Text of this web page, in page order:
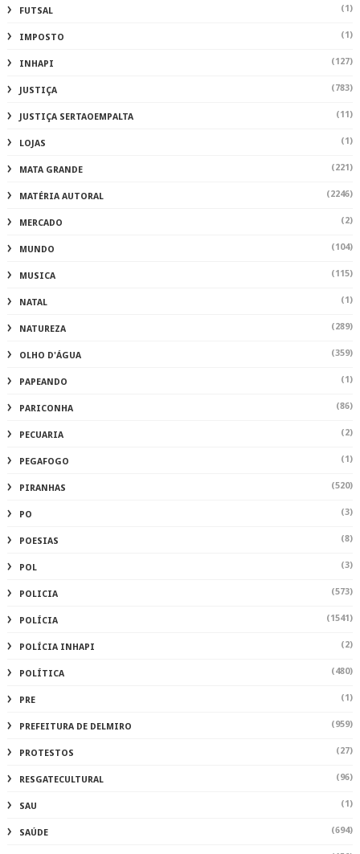
FUTSAL (1)
IMPOSTO (1)
INHAPI (127)
JUSTIÇA (783)
JUSTIÇA SERTAOEMPALTA (11)
LOJAS (1)
MATA GRANDE (221)
MATÉRIA AUTORAL (2246)
MERCADO (2)
MUNDO (104)
MUSICA (115)
NATAL (1)
NATUREZA (289)
OLHO D'ÁGUA (359)
PAPEANDO (1)
PARICONHA (86)
PECUARIA (2)
PEGAFOGO (1)
PIRANHAS (520)
PO (3)
POESIAS (8)
POL (3)
POLICIA (573)
POLÍCIA (1541)
POLÍCIA INHAPI (2)
POLÍTICA (480)
PRE (1)
PREFEITURA DE DELMIRO (959)
PROTESTOS (27)
RESGATECULTURAL (96)
SAU (1)
SAÚDE (694)